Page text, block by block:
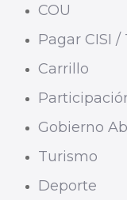
COU
Pagar CISI /
Carrillo
Gobierno
Turismo
Deporte